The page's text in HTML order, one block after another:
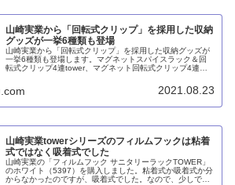
山崎実業から「回転式クリップ」を採用した収納
グッズが一挙6種類も登場
山崎実業から「回転式クリップ」を採用した収納グッズが
一挙6種類も登場します。マグネットスパイスラック＆回
転式クリップ4連tower、マグネット回転式クリップ4連
戸棚下回転式クリップ4連tower、戸棚下回転式クリップ4
連plate、回転式ハンギングクリップ4個組tower。2021.08.23
山崎実業towerシリーズのフィルムフックは粘着
式ではなく吸着式でした
山崎実業の「フィルムフック サニタリーラックTOWER」
のホワイト（5397）を購入しました。粘着式か吸着式か分
からなかったのですが、吸着式でした。なので、少しでも